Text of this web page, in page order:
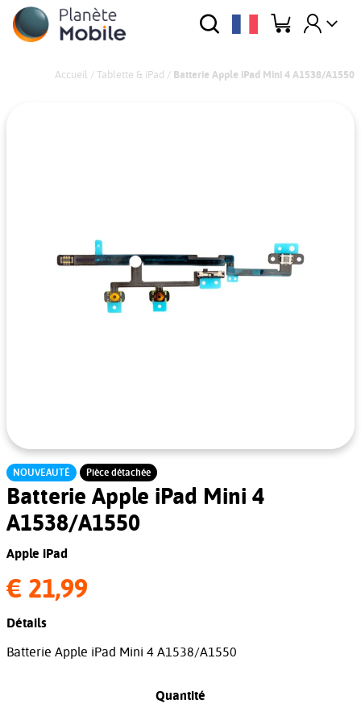
Accueil / Tablette & iPad / Batterie Apple iPad Mini 4 A1538/A1550
NOUVEAUTÉ Pièce détachée
Batterie Apple iPad Mini 4
A1538/A1550
Apple iPad
€ 21,99
Détails
Batterie Apple iPad Mini 4 A1538/A1550
Quantité